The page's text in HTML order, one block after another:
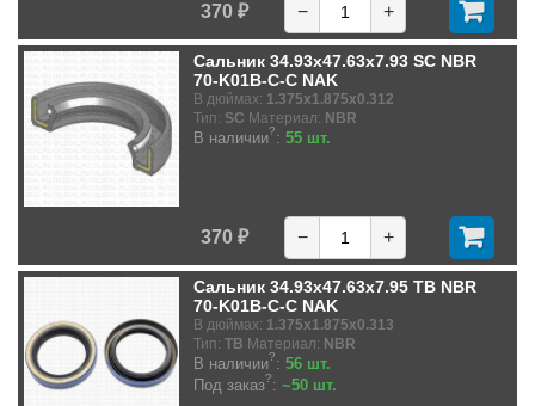
370 ₽ − +
Сальник 34.93x47.63x7.93 SC NBR
70-K01B-C-C NAK
В дюймах: 1.375x1.875x0.312
Тип: SC Материал: NBR
В наличии?: 55 шт.
370 ₽ − +
Сальник 34.93x47.63x7.95 TB NBR
70-K01B-C-C NAK
В дюймах: 1.375x1.875x0.313
Тип: TB Материал: NBR
В наличии?: 56 шт.
Под заказ?: ~50 шт.